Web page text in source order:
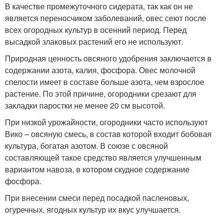
В качестве промежуточного сидерата, так как он не
является переносчиком заболеваний, овес сеют после
всех огородных культур в осенний период. Перед
высадкой злаковых растений его не используют.
Природная ценность овсяного удобрения заключается в
содержании азота, калия, фосфора. Овес молочной
спелости имеет в составе больше азота, чем взрослое
растение. По этой причине, огородники срезают для
закладки паростки не менее 20 см высотой.
При низкой урожайности, огородники часто используют
Вико – овсяную смесь, в состав которой входит бобовая
культура, богатая азотом. В союзе с овсяной
составляющей такое средство является улучшенным
вариантом навоза, в котором скудное содержание
фосфора.
При внесении смеси перед посадкой пасленовых,
огуречных, ягодных культур их вкус улучшается.